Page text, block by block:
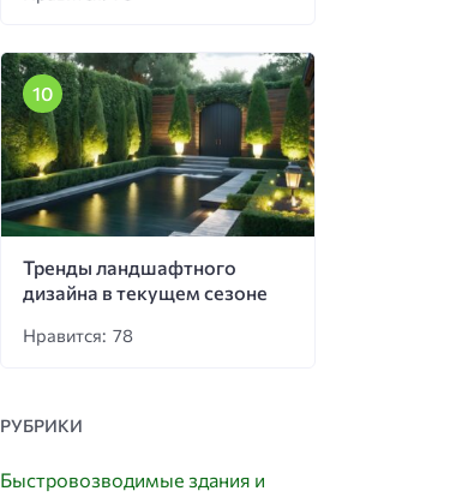
Тренды ландшафтного
дизайна в текущем сезоне
Нравится: 78
РУБРИКИ
Быстровозводимые здания и